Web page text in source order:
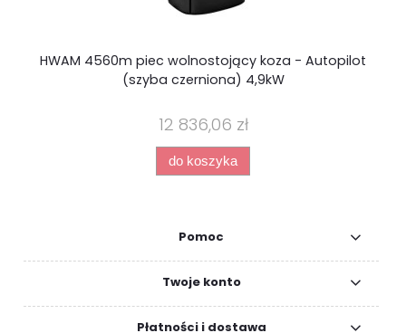
HWAM 4560m piec wolnostojący koza - Autopilot
(szyba czerniona) 4,9kW
12 836,06 zł
do koszyka
Pomoc
Twoje konto
Płatności i dostawa